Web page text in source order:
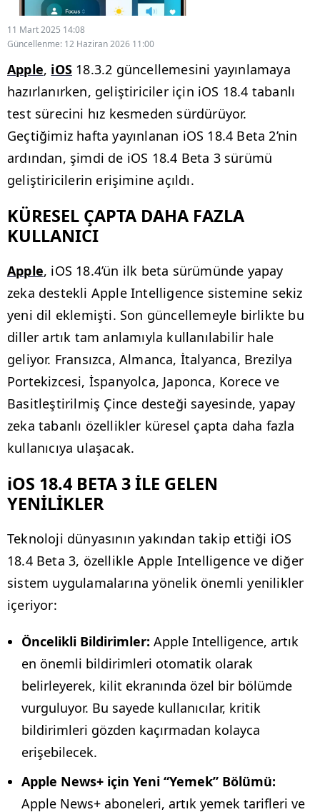
11 Mart 2025 14:08
Güncellenme: 12 Haziran 2026 11:00
Apple, iOS 18.3.2 güncellemesini yayınlamaya
hazırlanırken, geliştiriciler için iOS 18.4 tabanlı
test sürecini hız kesmeden sürdürüyor.
Geçtiğimiz hafta yayınlanan iOS 18.4 Beta 2’nin
ardından, şimdi de iOS 18.4 Beta 3 sürümü
geliştiricilerin erişimine açıldı.
KÜRESEL ÇAPTA DAHA FAZLA
KULLANICI
Apple, iOS 18.4’ün ilk beta sürümünde yapay
zeka destekli Apple Intelligence sistemine sekiz
yeni dil eklemişti. Son güncellemeyle birlikte bu
diller artık tam anlamıyla kullanılabilir hale
geliyor. Fransızca, Almanca, İtalyanca, Brezilya
Portekizcesi, İspanyolca, Japonca, Korece ve
Basitleştirilmiş Çince desteği sayesinde, yapay
zeka tabanlı özellikler küresel çapta daha fazla
kullanıcıya ulaşacak.
iOS 18.4 BETA 3 İLE GELEN
YENİLİKLER
Teknoloji dünyasının yakından takip ettiği iOS
18.4 Beta 3, özellikle Apple Intelligence ve diğer
sistem uygulamalarına yönelik önemli yenilikler
içeriyor:
Öncelikli Bildirimler: Apple Intelligence, artık
en önemli bildirimleri otomatik olarak
belirleyerek, kilit ekranında özel bir bölümde
vurguluyor. Bu sayede kullanıcılar, kritik
bildirimleri gözden kaçırmadan kolayca
erişebilecek.
Apple News+ için Yeni “Yemek” Bölümü:
Apple News+ aboneleri, artık yemek tarifleri ve